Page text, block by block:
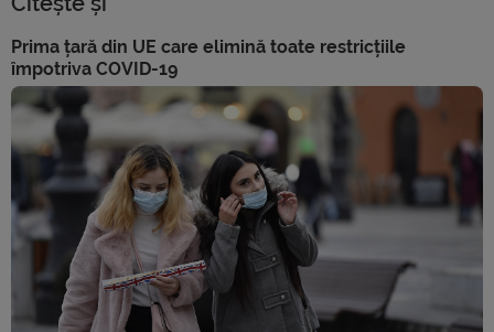
Prima țară din UE care elimină toate restricțiile
împotriva COVID-19